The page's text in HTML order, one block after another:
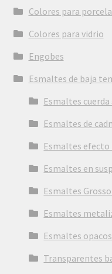
Colores para
Colores para vidrio
Engobes
Esmaltes de baja
Esmaltes cuerda
Esmaltes de
Esmaltes efecto
Esmaltes en
Esmaltes
Esmaltes
Esmaltes
Transparentes